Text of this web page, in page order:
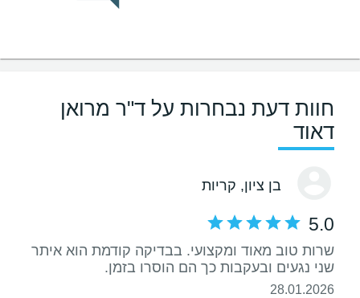
חוות דעת נבחרות על ד"ר מרואן
דאוד
בן ציון, קריות
5.0
שרות טוב מאוד ומקצועי. בבדיקה קודמת הוא איתר
שני נגעים ובעקבות כך הם הוסרו בזמן.
28.01.2026